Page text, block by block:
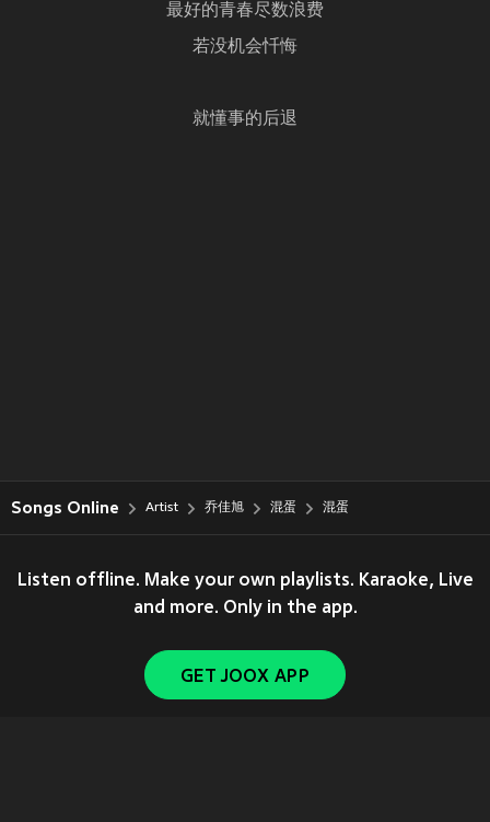
最好的青春尽数浪费
若没机会忏悔
就懂事的后退
Songs Online Artist 乔佳旭 混蛋 混蛋
Listen offline. Make your own playlists. Karaoke, Live
and more. Only in the app.
GET JOOX APP